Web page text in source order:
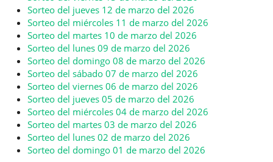
Sorteo del jueves 12 de marzo del 2026
Sorteo del miércoles 11 de marzo del 2026
Sorteo del martes 10 de marzo del 2026
Sorteo del lunes 09 de marzo del 2026
Sorteo del domingo 08 de marzo del 2026
Sorteo del sábado 07 de marzo del 2026
Sorteo del viernes 06 de marzo del 2026
Sorteo del jueves 05 de marzo del 2026
Sorteo del miércoles 04 de marzo del 2026
Sorteo del martes 03 de marzo del 2026
Sorteo del lunes 02 de marzo del 2026
Sorteo del domingo 01 de marzo del 2026